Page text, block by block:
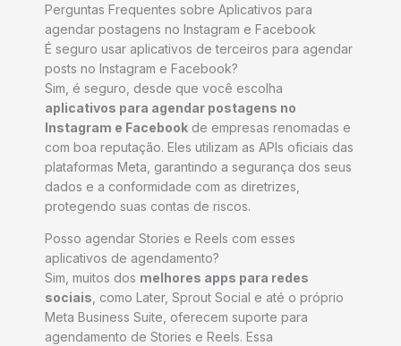
Perguntas Frequentes sobre Aplicativos para
agendar postagens no Instagram e Facebook
É seguro usar aplicativos de terceiros para agendar
posts no Instagram e Facebook?
Sim, é seguro, desde que você escolha
aplicativos para agendar postagens no
Instagram e Facebook de empresas renomadas e
com boa reputação. Eles utilizam as APIs oficiais das
plataformas Meta, garantindo a segurança dos seus
dados e a conformidade com as diretrizes,
protegendo suas contas de riscos.
Posso agendar Stories e Reels com esses
aplicativos de agendamento?
Sim, muitos dos melhores apps para redes
sociais , como Later, Sprout Social e até o próprio
Meta Business Suite, oferecem suporte para
agendamento de Stories e Reels. Essa